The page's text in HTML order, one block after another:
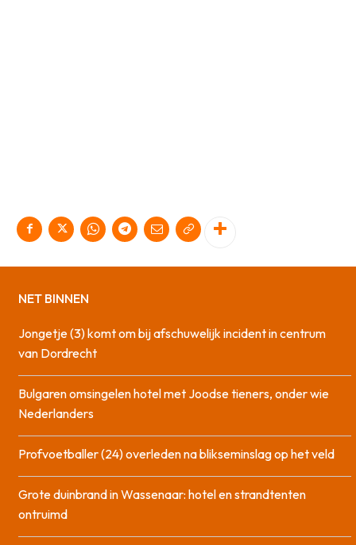
NET BINNEN
Jongetje (3) komt om bij afschuwelijk incident in centrum
van Dordrecht
Bulgaren omsingelen hotel met Joodse tieners, onder wie
Nederlanders
Profvoetballer (24) overleden na blikseminslag op het veld
Grote duinbrand in Wassenaar: hotel en strandtenten
ontruimd